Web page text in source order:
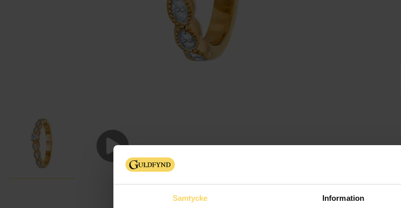
Samtycke Information